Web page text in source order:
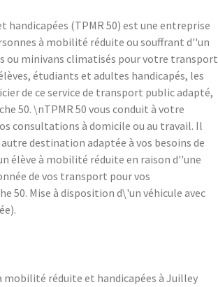
(TPMR 50) est une entreprise
à mobilité réduite ou souffrant d''un
ou minivans climatisés pour votre transport
étudiants et adultes handicapés, les
de ce service de transport public adapté,
50. \nTPMR 50 vous conduit à votre
consultations à domicile ou au travail. Il
destination adaptée à vos besoins de
élève à mobilité réduite en raison d''une
de vos transport pour vos
50. Mise à disposition d\'un véhicule avec
réduite et handicapées à Juilley